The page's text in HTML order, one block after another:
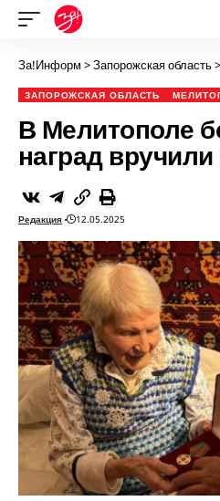
За!Информ >Запорожская область>
ЗАПОРОЖСКАЯ ОБЛАСТЬ
В Мелитополе
наград
Редакция 12.05.2025